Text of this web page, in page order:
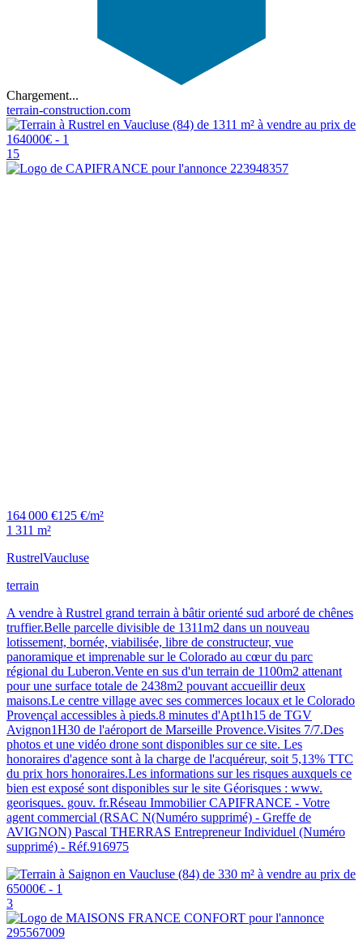
Chargement...
terrain-construction.com
15
164 000 €125 €/m²
1 311 m²
RustrelVaucluse
terrain
A vendre à Rustrel grand terrain à bâtir orienté sud arboré de chênes
truffier.Belle parcelle divisible de 1311m2 dans un nouveau
lotissement, bornée, viabilisée, libre de constructeur, vue
panoramique et imprenable sur le Colorado au cœur du parc
régional du Luberon.Vente en sus d'un terrain de 1100m2 attenant
pour une surface totale de 2438m2 pouvant accueillir deux
maisons.Le centre village avec ses commerces locaux et le Colorado
Provençal accessibles à pieds.8 minutes d'Apt1h15 de TGV
Avignon1H30 de l'aéroport de Marseille Provence.Visites 7/7.Des
photos et une vidéo drone sont disponibles sur ce site. Les
honoraires d'agence sont à la charge de l'acquéreur, soit 5,13% TTC
du prix hors honoraires.Les informations sur les risques auxquels ce
bien est exposé sont disponibles sur le site Géorisques : www.
georisques. gouv. fr.Réseau Immobilier CAPIFRANCE - Votre
agent commercial (RSAC N(Numéro supprimé) - Greffe de
AVIGNON) Pascal THERRAS Entrepreneur Individuel (Numéro
supprimé) - Réf.916975
3